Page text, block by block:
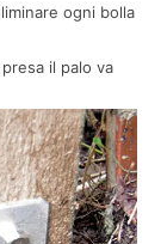
ogni bolla
il palo va